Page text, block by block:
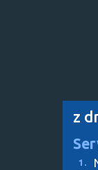
z
1.